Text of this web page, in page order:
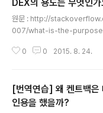
pretty g..
DEX의 용도는 무엇인
원문 : http://
007/what-is-the-
래와 같은 제약을 가진 테이블
IMARY KEY
ITH (PAD_INDEX = OFF,
0 0 2015. 8. 24.
[번역연습] 왜 켄트백은
인용을 했을까?